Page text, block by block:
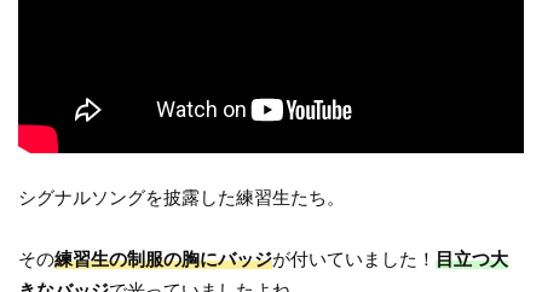
シグナルソングを披露した練習生たち。
その練習生の制服の胸にバッジが付いていました！目立つ大